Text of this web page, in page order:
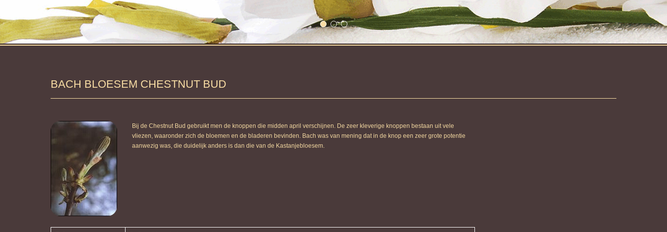
BACH BLOESEM CHESTNUT BUD
Bij de Chestnut Bud gebruikt men de knoppen die midden april verschijnen. De zeer kleverige knoppen bestaan uit vele
vliezen, waaronder zich de bloemen en de bladeren bevinden. Bach was van mening dat in de knop een zeer grote potentie
aanwezig was, die duidelijk anders is dan die van de Kastanjebloesem.